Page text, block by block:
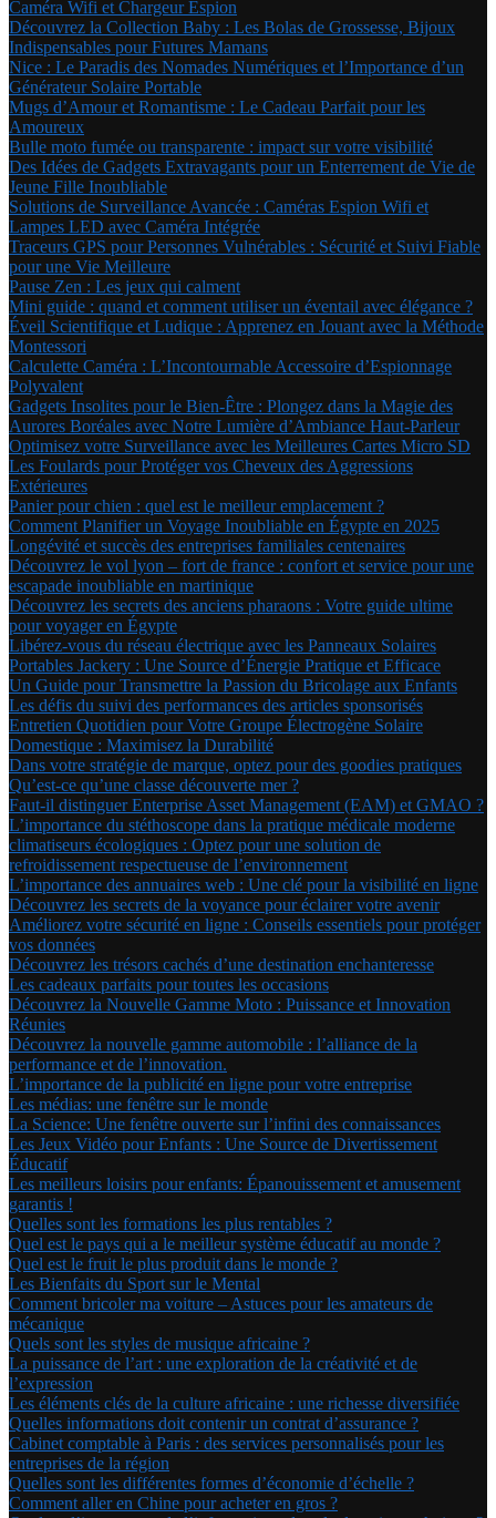
Caméra Wifi et Chargeur Espion
Découvrez la Collection Baby : Les Bolas de Grossesse, Bijoux
Indispensables pour Futures Mamans
Nice : Le Paradis des Nomades Numériques et l’Importance d’un
Générateur Solaire Portable
Mugs d’Amour et Romantisme : Le Cadeau Parfait pour les
Amoureux
Bulle moto fumée ou transparente : impact sur votre visibilité
Des Idées de Gadgets Extravagants pour un Enterrement de Vie de
Jeune Fille Inoubliable
Solutions de Surveillance Avancée : Caméras Espion Wifi et
Lampes LED avec Caméra Intégrée
Traceurs GPS pour Personnes Vulnérables : Sécurité et Suivi Fiable
pour une Vie Meilleure
Pause Zen : Les jeux qui calment
Mini guide : quand et comment utiliser un éventail avec élégance ?
Éveil Scientifique et Ludique : Apprenez en Jouant avec la Méthode
Montessori
Calculette Caméra : L’Incontournable Accessoire d’Espionnage
Polyvalent
Gadgets Insolites pour le Bien-Être : Plongez dans la Magie des
Aurores Boréales avec Notre Lumière d’Ambiance Haut-Parleur
Optimisez votre Surveillance avec les Meilleures Cartes Micro SD
Les Foulards pour Protéger vos Cheveux des Aggressions
Extérieures
Panier pour chien : quel est le meilleur emplacement ?
Comment Planifier un Voyage Inoubliable en Égypte en 2025
Longévité et succès des entreprises familiales centenaires
Découvrez le vol lyon – fort de france : confort et service pour une
escapade inoubliable en martinique
Découvrez les secrets des anciens pharaons : Votre guide ultime
pour voyager en Égypte
Libérez-vous du réseau électrique avec les Panneaux Solaires
Portables Jackery : Une Source d’Énergie Pratique et Efficace
Un Guide pour Transmettre la Passion du Bricolage aux Enfants
Les défis du suivi des performances des articles sponsorisés
Entretien Quotidien pour Votre Groupe Électrogène Solaire
Domestique : Maximisez la Durabilité
Dans votre stratégie de marque, optez pour des goodies pratiques
Qu’est-ce qu’une classe découverte mer ?
Faut-il distinguer Enterprise Asset Management (EAM) et GMAO ?
L’importance du stéthoscope dans la pratique médicale moderne
climatiseurs écologiques : Optez pour une solution de
refroidissement respectueuse de l’environnement
L’importance des annuaires web : Une clé pour la visibilité en ligne
Découvrez les secrets de la voyance pour éclairer votre avenir
Améliorez votre sécurité en ligne : Conseils essentiels pour protéger
vos données
Découvrez les trésors cachés d’une destination enchanteresse
Les cadeaux parfaits pour toutes les occasions
Découvrez la Nouvelle Gamme Moto : Puissance et Innovation
Réunies
Découvrez la nouvelle gamme automobile : l’alliance de la
performance et de l’innovation.
L’importance de la publicité en ligne pour votre entreprise
Les médias: une fenêtre sur le monde
La Science: Une fenêtre ouverte sur l’infini des connaissances
Les Jeux Vidéo pour Enfants : Une Source de Divertissement
Éducatif
Les meilleurs loisirs pour enfants: Épanouissement et amusement
garantis !
Quelles sont les formations les plus rentables ?
Quel est le pays qui a le meilleur système éducatif au monde ?
Quel est le fruit le plus produit dans le monde ?
Les Bienfaits du Sport sur le Mental
Comment bricoler ma voiture – Astuces pour les amateurs de
mécanique
Quels sont les styles de musique africaine ?
La puissance de l’art : une exploration de la créativité et de
l’expression
Les éléments clés de la culture africaine : une richesse diversifiée
Quelles informations doit contenir un contrat d’assurance ?
Cabinet comptable à Paris : des services personnalisés pour les
entreprises de la région
Quelles sont les différentes formes d’économie d’échelle ?
Comment aller en Chine pour acheter en gros ?